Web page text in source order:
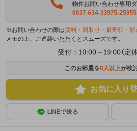
物件お問い合わせ専用
0037-634-33975-
※お問い合わせの際は賃料・間取り・最寄駅・
メモの上、ご連絡いただくとスムーズです。
受付：10:00～19:00（定休
このお部屋を0人以上が検
お気に入り
LINEで送る